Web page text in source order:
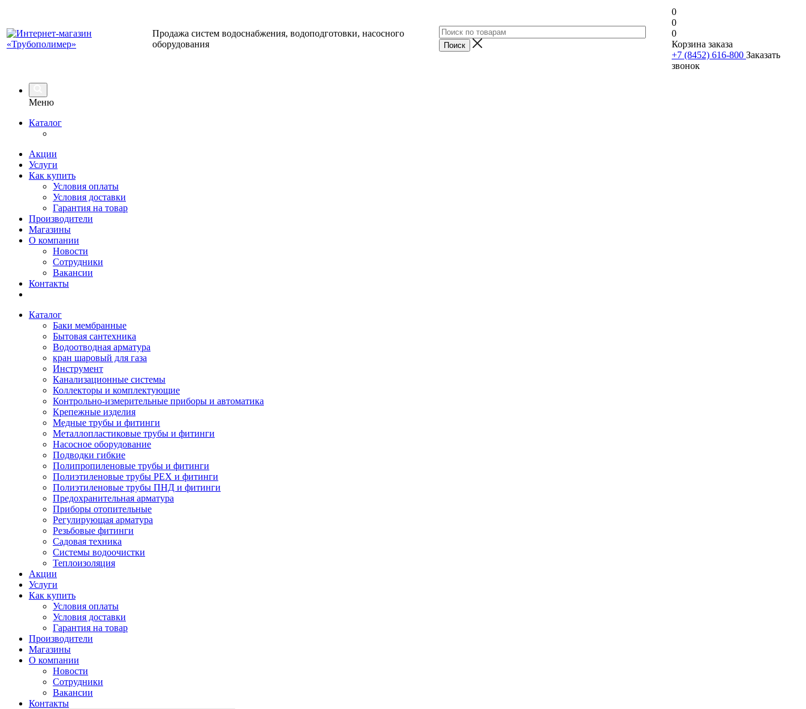
Продажа систем водоснабжения, водоподготовки, насосного
оборудования
0
0
0
Корзина заказа
+7 (8452) 616-800 Заказать
звонок
Меню
Каталог
Акции
Услуги
Как купить
Условия оплаты
Условия доставки
Гарантия на товар
Производители
Магазины
О компании
Новости
Сотрудники
Вакансии
Контакты
Каталог
Баки мембранные
Бытовая сантехника
Водоотводная арматура
кран шаровый для газа
Инструмент
Канализационные системы
Коллекторы и комплектующие
Контрольно-измерительные приборы и автоматика
Крепежные изделия
Медные трубы и фитинги
Металлопластиковые трубы и фитинги
Насосное оборудование
Подводки гибкие
Полипропиленовые трубы и фитинги
Полиэтиленовые трубы PEX и фитинги
Полиэтиленовые трубы ПНД и фитинги
Предохранительная арматура
Приборы отопительные
Регулирующая арматура
Резьбовые фитинги
Садовая техника
Системы водоочистки
Теплоизоляция
Акции
Услуги
Как купить
Условия оплаты
Условия доставки
Гарантия на товар
Производители
Магазины
О компании
Новости
Сотрудники
Вакансии
Контакты